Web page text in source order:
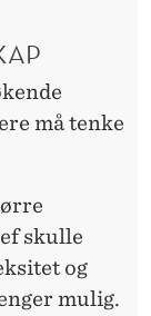
må tenke
skulle
og
mulig.